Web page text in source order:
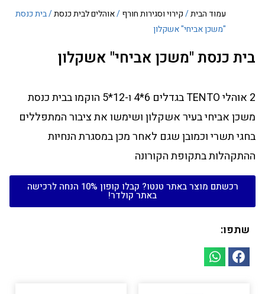
עמוד הבית/קירוי וסגירות חורף/אוהלים לבית כנסת/ בית כנסת
"משכן אביחי" אשקלון
בית כנסת "משכן אביחי" אשקלון
2 אוהלי TENTO בגדלים 6*4 ו-12*5 הוקמו בבית כנסת
משכן אביחי בעיר אשקלון ושימשו את ציבור המתפללים
בחגי תשרי וכמובן שגם לאחר מכן במסגרת הנחיות
ההתקהלות בתקופת הקורונה
רכשתם מוצר באתר טנטו? קבלו קופון 10% הנחה לרכישה
באתר קולדר!
שתפו: